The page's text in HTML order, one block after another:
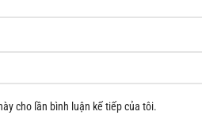
cho lần bình luận kế tiếp của tôi.